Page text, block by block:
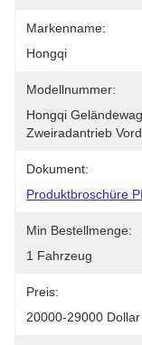
Markenname:
Hongqi
Modellnummer:
Hongqi
Zweiradantrieb
Dokument:
Produktbroschüre
Min Bestellmenge:
1 Fahrzeug
Preis:
20000-29000 Dollar